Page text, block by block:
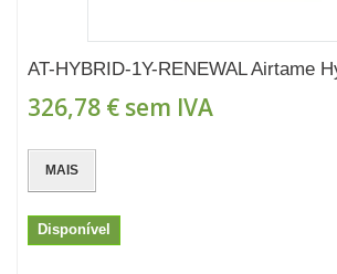
AT-HYBRID-1Y-RENEWAL Airtame
326,78 € sem IVA
MAIS
Disponível